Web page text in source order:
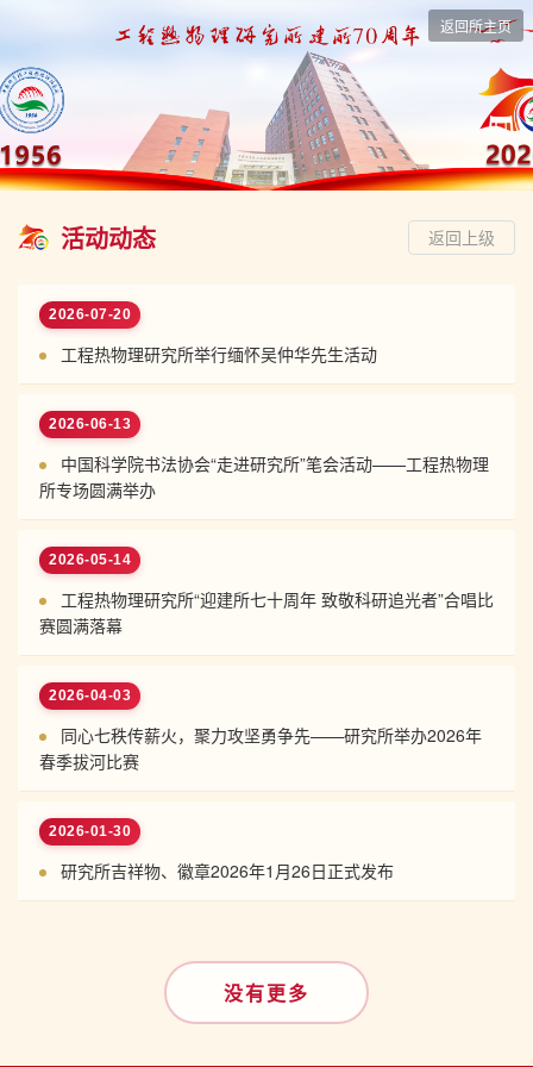
返回所主页
活动动态 返回上级
2026-07-20
工程热物理研究所举行缅怀吴仲华先生活动
2026-06-13
中国科学院书法协会“走进研究所”笔会活动——工程热物理
所专场圆满举办
2026-05-14
工程热物理研究所“迎建所七十周年 致敬科研追光者”合唱比
赛圆满落幕
2026-04-03
同心七秩传薪火，聚力攻坚勇争先——研究所举办2026年
春季拔河比赛
2026-01-30
研究所吉祥物、徽章2026年1月26日正式发布
没有更多